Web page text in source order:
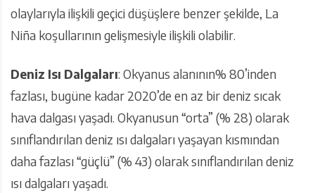
olaylarıyla ilişkili geçici düşüşlere benzer şekilde, La
Niña koşullarının gelişmesiyle ilişkili olabilir.
Deniz Isı Dalgaları: Okyanus alanının% 80’inden
fazlası, bugüne kadar 2020’de en az bir deniz sıcak
hava dalgası yaşadı. Okyanusun “orta” (% 28) olarak
sınıflandırılan deniz ısı dalgaları yaşayan kısmından
daha fazlası “güçlü” (% 43) olarak sınıflandırılan deniz
ısı dalgaları yaşadı.